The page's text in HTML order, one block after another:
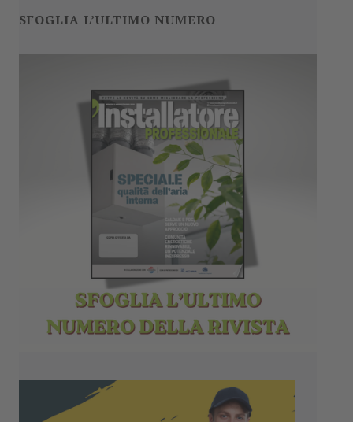
SFOGLIA L’ULTIMO NUMERO